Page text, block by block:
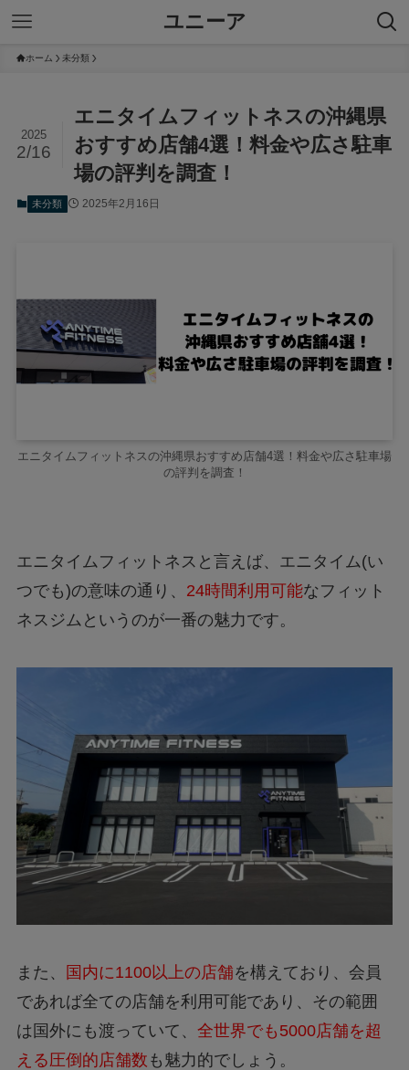
ユニーア
ホーム 未分類
エニタイムフィットネスの沖縄県
おすすめ店舗4選！料金や広さ駐車
場の評判を調査！
2025
2/16
未分類 2025年2月16日
エニタイムフィットネスの沖縄県おすすめ店舗4選！料金や広さ駐車場
の評判を調査！
エニタイムフィットネスと言えば、エニタイム(い
つでも)の意味の通り、 24時間利用可能なフィット
ネスジムというのが一番の魅力です。
また、 国内に1100以上の店舗を構えており、会員
であれば全ての店舗を利用可能であり、その範囲
は国外にも渡っていて、 全世界でも5000店舗を超
える圧倒的店舗数 も魅力的でしょう。